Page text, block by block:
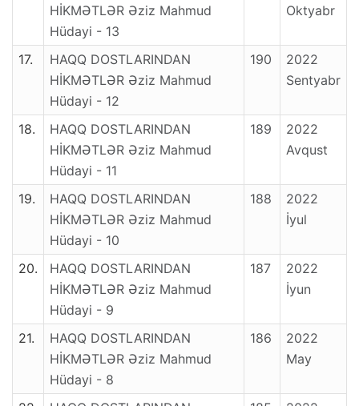
Gönül Yolculuğu
Abı Hayat Katreleri
HİKMƏTLƏR Əziz Mahmud
Hüdayi - 13
Oktyabr
17.
HAQQ DOSTLARINDAN
HİKMƏTLƏR Əziz Mahmud
Hüdayi - 12
190
2022
Sentyabr
18.
HAQQ DOSTLARINDAN
HİKMƏTLƏR Əziz Mahmud
Hüdayi - 11
189
2022
Avqust
19.
HAQQ DOSTLARINDAN
HİKMƏTLƏR Əziz Mahmud
Hüdayi - 10
188
2022
İyul
20.
HAQQ DOSTLARINDAN
HİKMƏTLƏR Əziz Mahmud
Hüdayi - 9
187
2022
İyun
21.
HAQQ DOSTLARINDAN
HİKMƏTLƏR Əziz Mahmud
Hüdayi - 8
186
2022
May